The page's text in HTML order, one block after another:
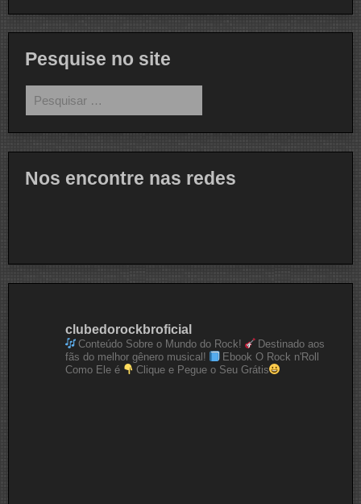
Pesquise no site
por:
Nos encontre nas redes
clubedorockbroficial
Conteúdo Sobre o Mundo do Rock!
Destinado aos
fãs do melhor gênero musical!
Ebook O Rock n'Roll
Como Ele é
Clique e Pegue o Seu Grátis